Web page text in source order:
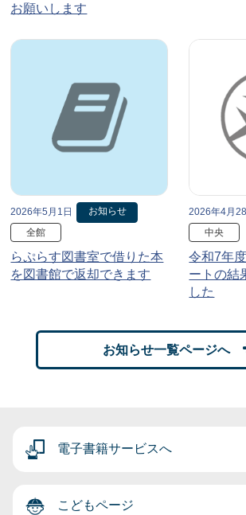
お願いします
2026年5月1日
お知らせ
全館
らぷらす図書室で借りた本
を図書館で返却できます
2026年4月
中央
令和7年
ートの結
した
お知らせ一覧ページへ
電子書籍サービスへ
こどもページ